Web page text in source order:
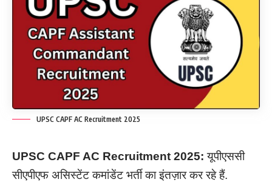
UPSC CAPF AC Recruitment 2025
UPSC CAPF AC Recruitment 2025: यूपीएससी
सीएपीएफ असिस्टेंट कमांडेंट भर्ती का इंतज़ार कर रहे हैं.